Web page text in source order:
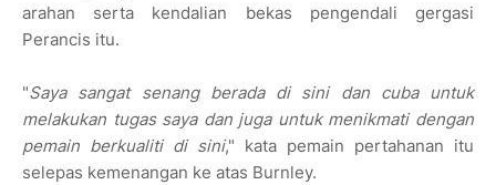
arahan serta kendalian bekas pengendali gergasi
Perancis itu.
"Saya sangat senang berada di sini dan cuba untuk
melakukan tugas saya dan juga untuk menikmati dengan
pemain berkualiti di sini," kata pemain pertahanan itu
selepas kemenangan ke atas Burnley.